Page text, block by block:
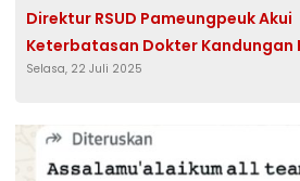
Direktur RSUD Pameungpeuk Akui
Keterbatasan Dokter Kandungan
Tolak Pasien Bumil
Selasa, 22 Juli 2025